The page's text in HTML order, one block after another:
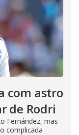
com astro
de Rodri
Fernández, mas
complicada